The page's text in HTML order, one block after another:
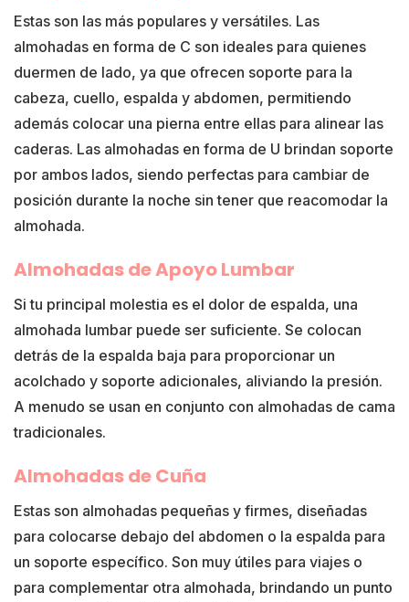
Estas son las más populares y versátiles. Las
almohadas en forma de C son ideales para quienes
duermen de lado, ya que ofrecen soporte para la
cabeza, cuello, espalda y abdomen, permitiendo
además colocar una pierna entre ellas para alinear las
caderas. Las almohadas en forma de U brindan soporte
por ambos lados, siendo perfectas para cambiar de
posición durante la noche sin tener que reacomodar la
almohada.
Almohadas de Apoyo Lumbar
Si tu principal molestia es el dolor de espalda, una
almohada lumbar puede ser suficiente. Se colocan
detrás de la espalda baja para proporcionar un
acolchado y soporte adicionales, aliviando la presión.
A menudo se usan en conjunto con almohadas de cama
tradicionales.
Almohadas de Cuña
Estas son almohadas pequeñas y firmes, diseñadas
para colocarse debajo del abdomen o la espalda para
un soporte específico. Son muy útiles para viajes o
para complementar otra almohada, brindando un punto